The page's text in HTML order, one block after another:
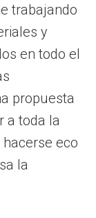
trabajando
y
en todo el
propuesta
a toda la
eco
la